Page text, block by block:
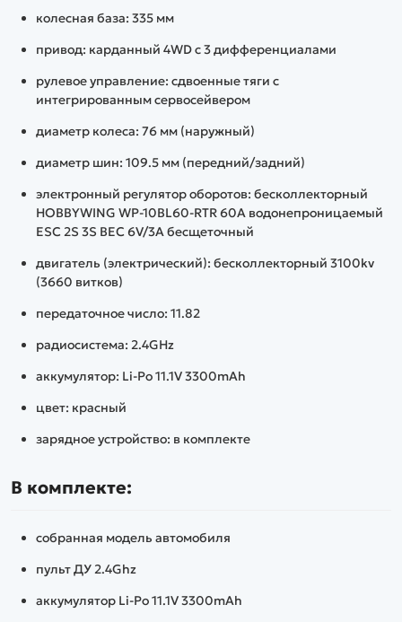
колесная база: 335 мм
привод: карданный 4WD с 3 дифференциалами
рулевое управление: сдвоенные тяги с
интегрированным сервосейвером
диаметр колеса: 76 мм (наружный)
диаметр шин: 109.5 мм (передний/задний)
электронный регулятор оборотов: бесколлекторный
HOBBYWING WP-10BL60-RTR 60A водонепроницаемый
ESC 2S 3S BEC 6V/3A бесщеточный
двигатель (электрический): бесколлекторный 3100kv
(3660 витков)
передаточное число: 11.82
радиосистема: 2.4GHz
аккумулятор: Li-Po 11.1V 3300mAh
цвет: красный
зарядное устройство: в комплекте
В комплекте:
собранная модель автомобиля
пульт ДУ 2.4Ghz
аккумулятор Li-Po 11.1V 3300mAh